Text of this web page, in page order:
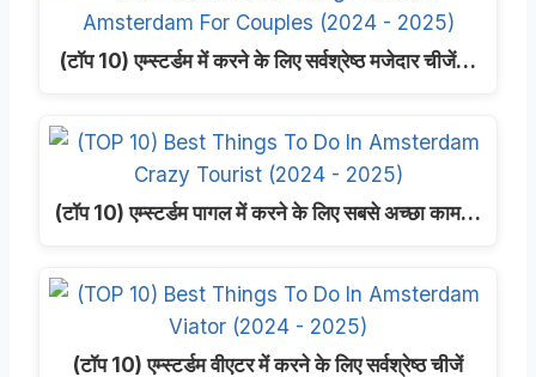
(टॉप 10) एम्स्टर्डम में करने के लिए सर्वश्रेष्ठ मजेदार चीजें…
(टॉप 10) एम्स्टर्डम पागल में करने के लिए सबसे अच्छा काम…
(टॉप 10) एम्स्टर्डम वीएटर में करने के लिए सर्वश्रेष्ठ चीजें